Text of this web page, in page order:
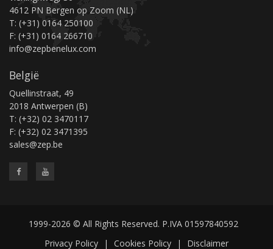
4612 PN Bergen op Zoom (NL)
T: (+31) 0164 250100
F: (+31) 0164 266710
info@zepbenelux.com
België
Quellinstraat, 49
2018 Antwerpen (B)
T: (+32) 02 3470117
F: (+32) 02 3471395
sales@zep.be
1999-2026 © All Rights Reserved. P.IVA 01597840592
Privacy Policy
| Cookies Policy | Disclaimer